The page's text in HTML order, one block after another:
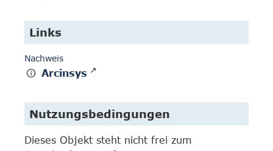
Links
Nachweis
Arcinsys
Nutzungsbedingungen
Dieses Objekt steht nicht frei zum